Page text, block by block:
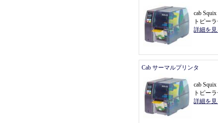
cab
トピー
詳細を
Cab サーマルプリンタ
cab
トピー
詳細を